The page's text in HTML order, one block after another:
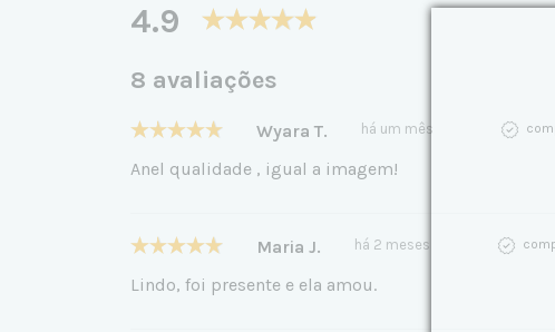
4.9
8 avaliações
Wyara T. há um mês
Anel qualidade , igual a imagem!
Maria J. há 2 meses
Lindo, foi presente e ela amou.